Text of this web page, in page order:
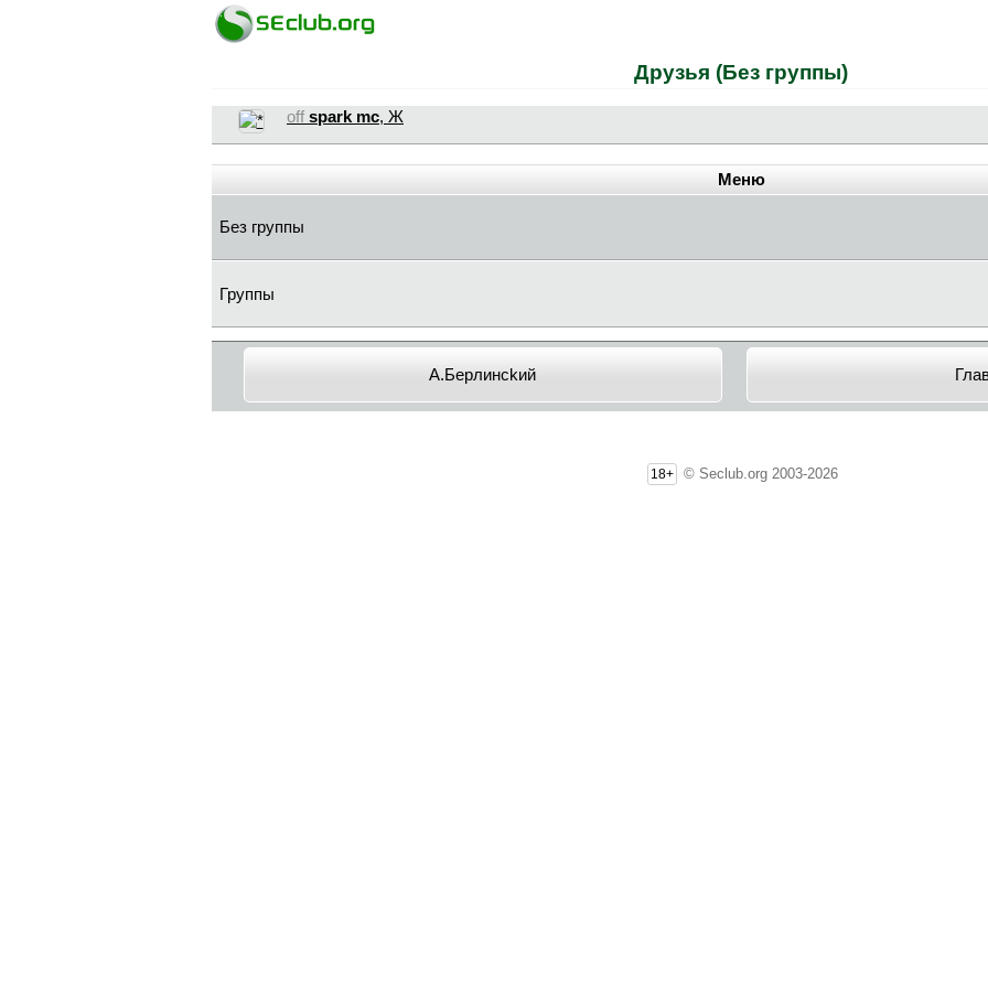
Друзья (Без группы)
off spark mc, Ж
Меню
Без группы
Группы
A.Бepлинckий
18+ © Seclub.org 2003-2026